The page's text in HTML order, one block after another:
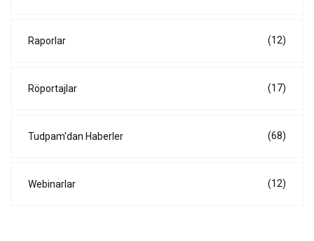
Raporlar (12)
Röportajlar (17)
Tudpam'dan Haberler (68)
Webinarlar (12)